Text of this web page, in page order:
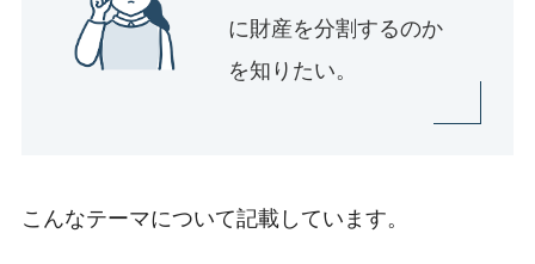
に財産を分割するのか
を知りたい。
こんなテーマについて記載しています。